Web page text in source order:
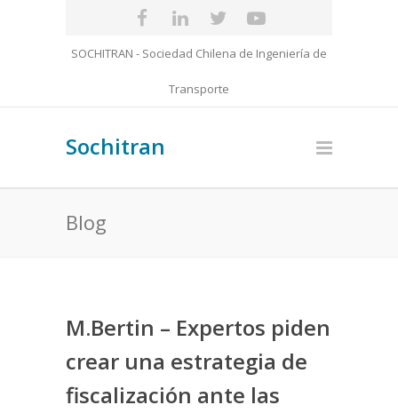
SOCHITRAN - Sociedad Chilena de Ingeniería de
Transporte
Sochitran
Blog
M.Bertin – Expertos piden
crear una estrategia de
fiscalización ante las